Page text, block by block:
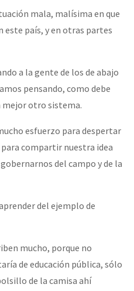
mala, malísima en que
este país, y en otras partes
a la gente de los de abajo
pensando, como debe
mejor otro sistema.
esfuerzo para despertar
para compartir nuestra idea
del campo y de la
del ejemplo de
mucho, porque no
de educación pública, sólo
de la camisa ahí